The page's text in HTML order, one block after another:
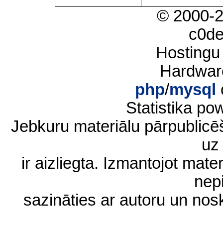
© 2000-
php/mysql
Statistika
Jebkuru materiālu
ir aizliegta. Izmantojot
sazināties ar autoru un